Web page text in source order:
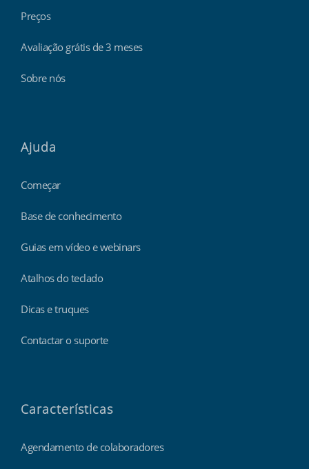
Preços
Avaliação grátis de 3 meses
Sobre nós
Ajuda
Começar
Base de conhecimento
Guias em vídeo e webinars
Atalhos do teclado
Dicas e truques
Contactar o suporte
Características
Agendamento de colaboradores